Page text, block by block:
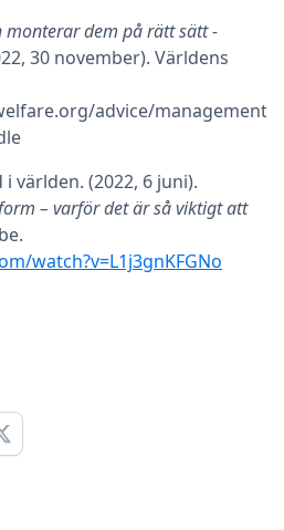
monterar dem på rätt sätt -
30 november). Världens
advice/management/
världen. (2022, 6 juni).
– varför det är så viktigt att
watch?v=L1j3gnKFGNo